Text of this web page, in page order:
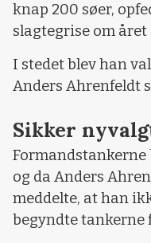
knap 200 søer,
slagtegrise om året
I stedet blev han
Anders Ahrenfeldt
Sikker
Formandstankerne
og da Anders
meddelte, at han
begyndte tankerne